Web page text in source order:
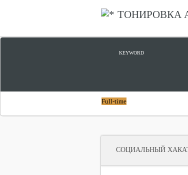
ТОНИРОВКА
KEYWORD
Full-time
СОЦИАЛЬНЫЙ